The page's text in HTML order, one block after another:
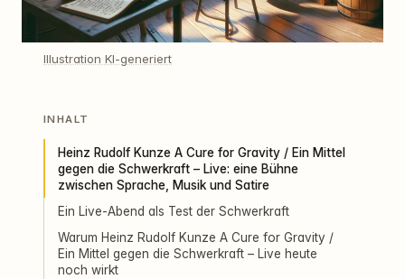
Illustration KI-generiert
INHALT
Heinz Rudolf Kunze A Cure for Gravity / Ein Mittel
gegen die Schwerkraft – Live: eine Bühne
zwischen Sprache, Musik und Satire
Ein Live-Abend als Test der Schwerkraft
Warum Heinz Rudolf Kunze A Cure for Gravity /
Ein Mittel gegen die Schwerkraft – Live heute
noch wirkt